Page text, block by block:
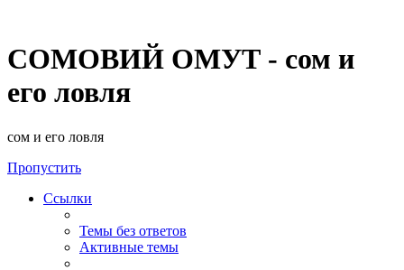
СОМОВИЙ ОМУТ - сом и
его ловля
сом и его ловля
Пропустить
Ссылки
Темы без ответов
Активные темы